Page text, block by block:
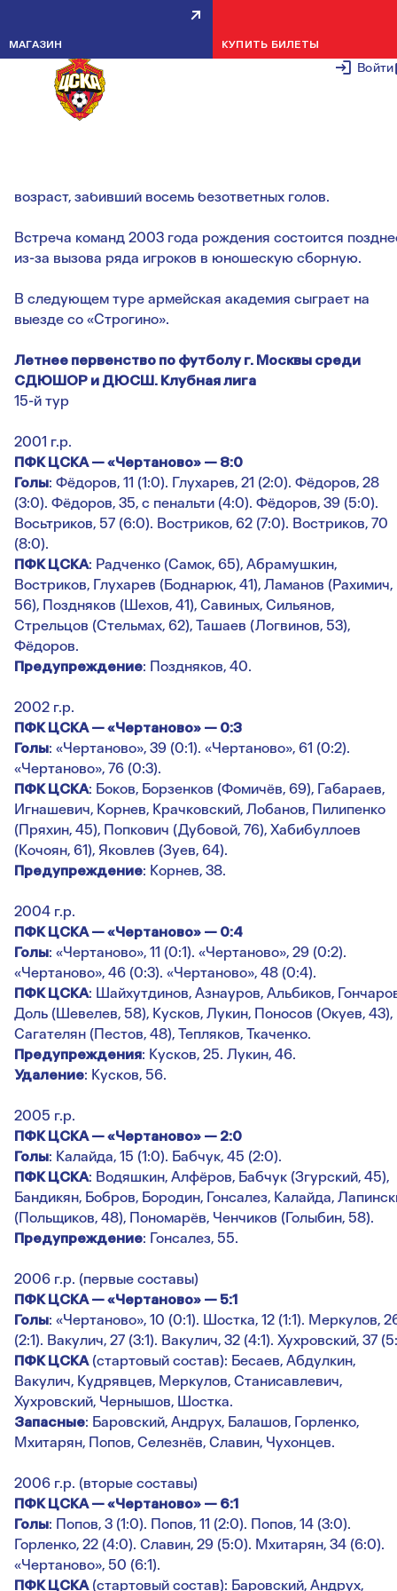
Войти
МАГАЗИН КУПИТЬ БИЛЕТЫ
АРМЕЙЦЫ ПОДЕЛИЛИ ОЧКИ С
ЧЕРТАНОВО ПОРОВНУ
возраст, забивший восемь безответных голов.
Встреча команд 2003 года рождения состоится
из-за вызова ряда игроков в юношескую сборную.
В следующем туре армейская академия сыграет на
выезде со «Строгино».
Летнее первенство по футболу г. Москвы среди
СДЮШОР и ДЮСШ. Клубная лига
15-й тур
2001 г.р.
ПФК ЦСКА — «Чертаново» — 8:0
Голы: Фёдоров, 11 (1:0). Глухарев, 21 (2:0). Фёдоров, 28
(3:0). Фёдоров, 35, с пенальти (4:0). Фёдоров, 39 (5:0).
Восьтриков, 57 (6:0). Востриков, 62 (7:0). Востриков, 70
(8:0).
ПФК ЦСКА: Радченко (Самок, 65), Абрамушкин,
Востриков, Глухарев (Боднарюк, 41), Ламанов (Рахимич,
56), Поздняков (Шехов, 41), Савиных, Сильянов,
Стрельцов (Стельмах, 62), Ташаев (Логвинов, 53),
Фёдоров.
Предупреждение: Поздняков, 40.
2002 г.р.
ПФК ЦСКА — «Чертаново» — 0:3
Голы: «Чертаново», 39 (0:1). «Чертаново», 61 (0:2).
«Чертаново», 76 (0:3).
ПФК ЦСКА: Боков, Борзенков (Фомичёв, 69), Габараев,
Игнашевич, Корнев, Крачковский, Лобанов, Пилипенко
(Пряхин, 45), Попкович (Дубовой, 76), Хабибуллоев
(Кочоян, 61), Яковлев (Зуев, 64).
Предупреждение: Корнев, 38.
2004 г.р.
ПФК ЦСКА — «Чертаново» — 0:4
Голы: «Чертаново», 11 (0:1). «Чертаново», 29 (0:2).
«Чертаново», 46 (0:3). «Чертаново», 48 (0:4).
ПФК ЦСКА: Шайхутдинов, Азнауров, Альбиков,
Доль (Шевелев, 58), Кусков, Лукин, Поносов (Окуев, 43),
Сагателян (Пестов, 48), Тепляков, Ткаченко.
Предупреждения: Кусков, 25. Лукин, 46.
Удаление: Кусков, 56.
2005 г.р.
ПФК ЦСКА — «Чертаново» — 2:0
Голы: Калайда, 15 (1:0). Бабчук, 45 (2:0).
ПФК ЦСКА: Водяшкин, Алфёров, Бабчук (Згурский, 45),
Бандикян, Бобров, Бородин, Гонсалез, Калайда,
(Польщиков, 48), Пономарёв, Ченчиков (Голыбин, 58).
Предупреждение: Гонсалез, 55.
2006 г.р. (первые составы)
ПФК ЦСКА — «Чертаново» — 5:1
Голы: «Чертаново», 10 (0:1). Шостка, 12 (1:1). Меркулов,
(2:1). Вакулич, 27 (3:1). Вакулич, 32 (4:1). Хухровский, 37
ПФК ЦСКА(стартовый состав): Бесаев, Абдулкин,
Вакулич, Кудрявцев, Меркулов, Станисавлевич,
Хухровский, Чернышов, Шостка.
Запасные: Баровский, Андрух, Балашов, Горленко,
Мхитарян, Попов, Селезнёв, Славин, Чухонцев.
2006 г.р. (вторые составы)
ПФК ЦСКА — «Чертаново» — 6:1
Голы: Попов, 3 (1:0). Попов, 11 (2:0). Попов, 14 (3:0).
Горленко, 22 (4:0). Славин, 29 (5:0). Мхитарян, 34 (6:0).
«Чертаново», 50 (6:1).
ПФК ЦСКА(стартовый состав): Баровский, Андрух,